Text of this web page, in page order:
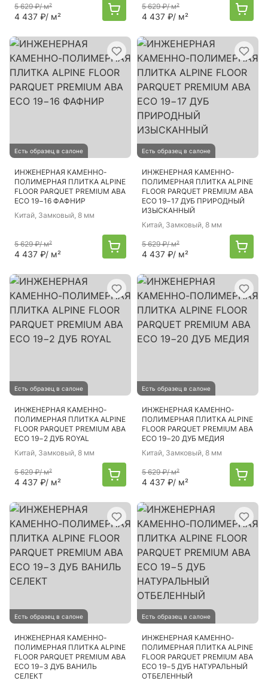
5 629 ₽/ м²
4 437 ₽/ м²
5 629 ₽/ м²
4 437 ₽/ м²
Есть образец в салоне
ИНЖЕНЕРНАЯ КАМЕННО-
ПОЛИМЕРНАЯ ПЛИТКА ALPINE
FLOOR PARQUET PREMIUM ABA
ECO 19−16 ФАФНИР
Китай, Замковый, 8 мм
5 629 ₽/ м²
4 437 ₽/ м²
Есть образец в салоне
ИНЖЕНЕРНАЯ КАМЕННО-
ПОЛИМЕРНАЯ ПЛИТКА ALPINE
FLOOR PARQUET PREMIUM ABA
ECO 19−17 ДУБ ПРИРОДНЫЙ
ИЗЫСКАННЫЙ
Китай, Замковый, 8 мм
5 629 ₽/ м²
4 437 ₽/ м²
Есть образец в салоне
ИНЖЕНЕРНАЯ КАМЕННО-
ПОЛИМЕРНАЯ ПЛИТКА ALPINE
FLOOR PARQUET PREMIUM ABA
ECO 19−2 ДУБ ROYAL
Китай, Замковый, 8 мм
5 629 ₽/ м²
4 437 ₽/ м²
Есть образец в салоне
ИНЖЕНЕРНАЯ КАМЕННО-
ПОЛИМЕРНАЯ ПЛИТКА ALPINE
FLOOR PARQUET PREMIUM ABA
ECO 19−20 ДУБ МЕДИЯ
Китай, Замковый, 8 мм
5 629 ₽/ м²
4 437 ₽/ м²
Есть образец в салоне
ИНЖЕНЕРНАЯ КАМЕННО-
ПОЛИМЕРНАЯ ПЛИТКА ALPINE
FLOOR PARQUET PREMIUM ABA
ECO 19−3 ДУБ ВАНИЛЬ
СЕЛЕКТ
Есть образец в салоне
ИНЖЕНЕРНАЯ КАМЕННО-
ПОЛИМЕРНАЯ ПЛИТКА ALPINE
FLOOR PARQUET PREMIUM ABA
ECO 19−5 ДУБ НАТУРАЛЬНЫЙ
ОТБЕЛЕННЫЙ